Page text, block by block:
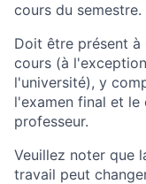
cours du semestre.
Doit être présent
cours (à
l'université), y
l'examen final et le
professeur.
Veuillez noter que
travail peut